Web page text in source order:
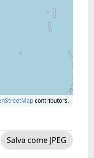
contributors.
Salva come JPEG